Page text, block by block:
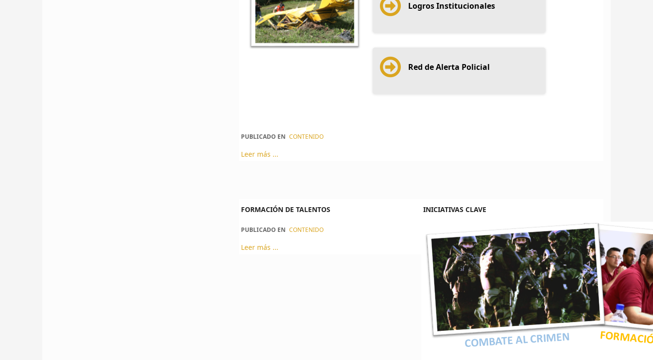
Logros Institucionales
Red de Alerta Policial
PUBLICADO EN CONTENIDO
Leer más ...
FORMACIÓN DE TALENTOS
PUBLICADO EN CONTENIDO
Leer más ...
INICIATIVAS CLAVE